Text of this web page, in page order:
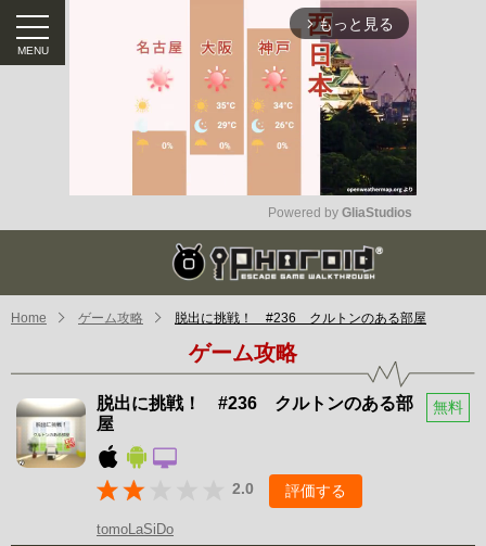
arrow_forward_ios もっと見る
Mute
Powered by GliaStudios
Home ゲーム攻略 脱出に挑戦！ #236 クルトンのある部屋
ゲーム攻略
脱出に挑戦！ #236 クルトンのある部
屋
無料
2.0 評価する
tomoLaSiDo